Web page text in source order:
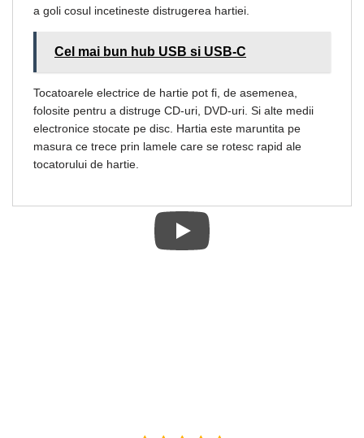
a goli cosul incetineste distrugerea hartiei.
Cel mai bun hub USB si USB-C
Tocatoarele electrice de hartie pot fi, de asemenea,
folosite pentru a distruge CD-uri, DVD-uri. Si alte medii
electronice stocate pe disc. Hartia este maruntita pe
masura ce trece prin lamele care se rotesc rapid ale
tocatorului de hartie.